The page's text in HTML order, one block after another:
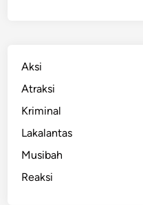
Aksi
Atraksi
Kriminal
Lakalantas
Musibah
Reaksi